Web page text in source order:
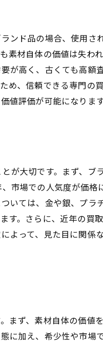
ンド品の場合、使用さ
材自体の価値は失われ
が高く、古くても高額
め、信頼できる専門の
値評価が可能になります
が大切です。まず、ブ
市場での人気度が価格
いては、金や銀、プラ
す。さらに、近年の買
よって、見た目に関係
まず、素材自体の価値
に加え、希少性や市場